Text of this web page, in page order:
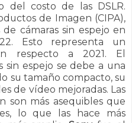
del costo de las DSLR.
de Imagen (CIPA),
cámaras sin espejo en
Esto representa un
respecto a 2021. El
sin espejo se debe a una
su tamaño compacto, su
de vídeo mejoradas. Las
son más asequibles que
lo que las hace más